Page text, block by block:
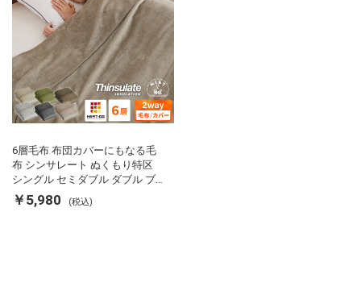
6層毛布 布団カバーにもなる毛
布 シンサレート ぬくもり特区
シングル セミダブル ダブル ブ
ランケット 掛け布団カバー フラ
ンネル 保温 蓄熱 吸湿 発熱 断熱
￥5,980 (税込)